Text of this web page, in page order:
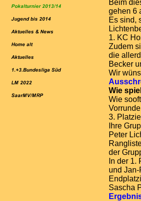
Beim
gehen 6
Es sind,
1. KC
Zudem
die
Becker
Wir
Wie
Wie
3.
Ihre
Peter
der
In der
und
Sascha